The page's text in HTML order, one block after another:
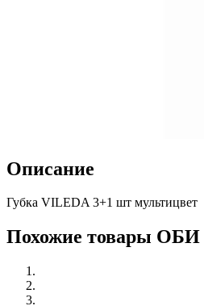
Описание
Губка VILEDA 3+1 шт мультицвет
Похожие товары ОБИ